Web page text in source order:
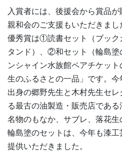
入賞者には、後援会から賞品
親和会のご支援もいただきまし
優秀賞は①読書セット（ブック
タンド）、②和セット（輪島
ンシャイン水族館ペアチケッ
生のふるさとの一品」です。今
出身の郷野先生と木村先生セ
る最古の油製造・販売店であ
名物のもなか、サブレ、落花生
輪島塗のセットは、今年も漆
提供いただきました。